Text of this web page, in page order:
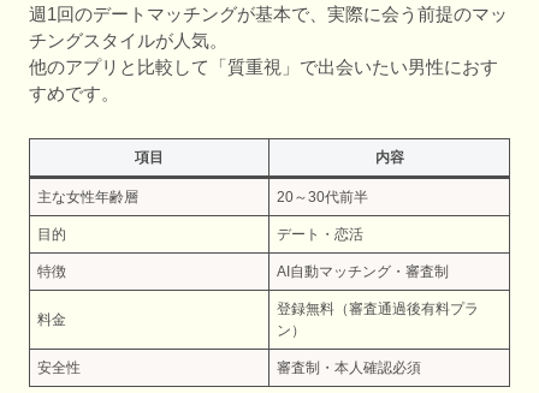
週1回のデートマッチングが基本で、実際に会う前提のマッ
チングスタイルが人気。
他のアプリと比較して「質重視」で出会いたい男性におす
すめです。
項目 内容
主な女性年齢層 20～30代前半
目的 デート・恋活
特徴 AI自動マッチング・審査制
料金
登録無料（審査通過後有料プラ
ン）
安全性 審査制・本人確認必須